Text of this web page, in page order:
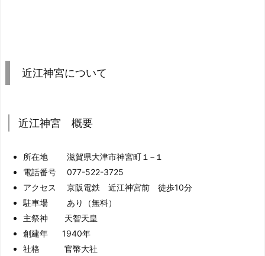
近江神宮について
近江神宮 概要
所在地 滋賀県大津市神宮町１−１
電話番号 077-522-3725
アクセス 京阪電鉄 近江神宮前 徒歩10分
駐車場 あり（無料）
主祭神 天智天皇
創建年 1940年
社格 官幣大社